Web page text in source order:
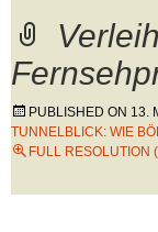
PUBLISHED ON 13.
TUNNELBLICK: WIE
FULL RESOLUTION